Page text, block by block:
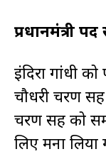
प्रधानमंत्री
इंदिरा गांधी
चौधरी चरण
चरण सिंह को
लिए मना लिया